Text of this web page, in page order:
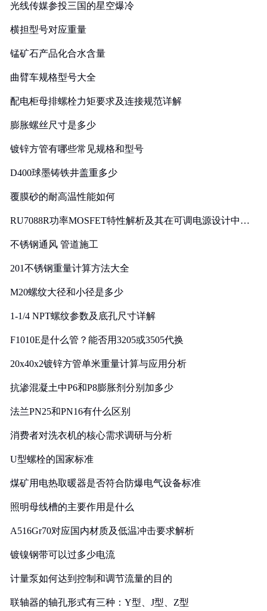
光线传媒参投三国的星空爆冷
横担型号对应重量
锰矿石产品化合水含量
曲臂车规格型号大全
配电柜母排螺栓力矩要求及连接规范详解
膨胀螺丝尺寸是多少
镀锌方管有哪些常见规格和型号
D400球墨铸铁井盖重多少
覆膜砂的耐高温性能如何
RU7088R功率MOSFET特性解析及其在可调电源设计中的
不锈钢通风 管道施工
201不锈钢重量计算方法大全
M20螺纹大径和小径是多少
1-1/4 NPT螺纹参数及底孔尺寸详解
F1010E是什么管？能否用3205或3505代换
20x40x2镀锌方管单米重量计算与应用分析
抗渗混凝土中P6和P8膨胀剂分别加多少
法兰PN25和PN16有什么区别
消费者对洗衣机的核心需求调研与分析
U型螺栓的国家标准
煤矿用电热取暖器是否符合防爆电气设备标准
照明母线槽的主要作用是什么
A516Gr70对应国内材质及低温冲击要求解析
镀镍钢带可以过多少电流
计量泵如何达到控制和调节流量的目的
联轴器的轴孔形式有三种：Y型、J型、Z型